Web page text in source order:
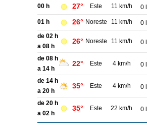
00 h 27° Este 11 km/h 0
01 h 26° Noreste 11 km/h 0
de 02 h
a 08 h
26° Noreste 11 km/h 0
de 08 h
a 14 h
22° Este 4 km/h 0
de 14 h
a 20 h
35° Este 4 km/h 0
de 20 h
a 02 h
35° Este 22 km/h 0